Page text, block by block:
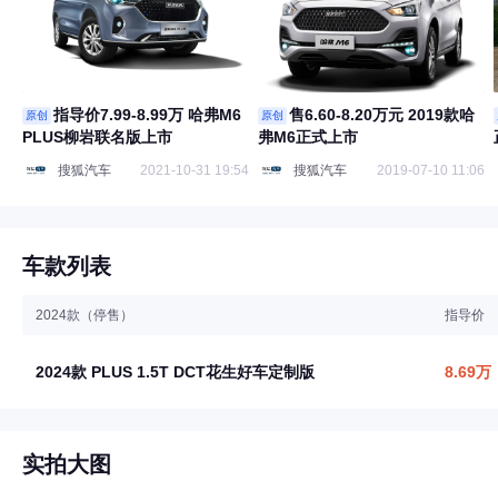
原创
指导价7.99-8.99万 哈弗M6
PLUS柳岩联名版上市
搜狐汽车 2021-10-31 19:54
原创
售6.60-8.20万元 2019款哈
弗M6正式上市
搜狐汽车 2019-07-10 11:06
车款列表
2024款（停售） 指导价
2024款 PLUS 1.5T DCT花生好车定制版 8.69万
实拍大图